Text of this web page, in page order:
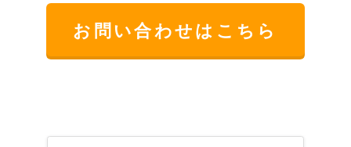
お問い合わせはこちら